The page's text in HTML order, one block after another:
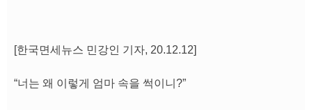
[한국면세뉴스 민강인 기자, 20.12.12]
“너는 왜 이렇게 엄마 속을 썩이니?”